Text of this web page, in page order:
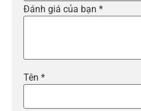
Đánh giá của bạn *
Tên *